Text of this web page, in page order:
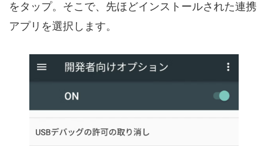
をタップ。そこで、先ほどインストールされた連携
アプリを選択します。